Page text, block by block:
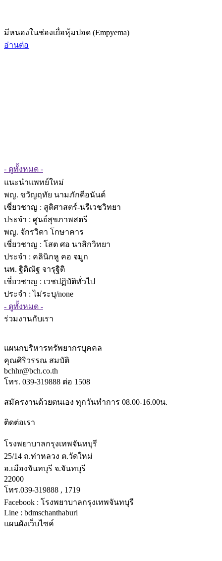
มีหนองในช่องเยื่อหุ้มปอด (Empyema)
อ่านต่อ
- ดูทั้งหมด -
แนะนำแพทย์ใหม่
พญ. ขวัญฤทัย นามภักดีอนันต์
เชี่ยวชาญ : สูติศาสตร์-นรีเวชวิทยา
ประจำ : ศูนย์สุขภาพสตรี
พญ. จักรวิดา โกษาคาร
เชี่ยวชาญ : โสต ศอ นาสิกวิทยา
ประจำ : คลินิกหู คอ จมูก
นพ. ฐิติณัฐ จารุฐิติ
เชี่ยวชาญ : เวชปฏิบัติทั่วไป
ประจำ : ไม่ระบุ/none
- ดูทั้งหมด -
ร่วมงานกับเรา
แผนกบริหารทรัพยากรบุคคล
คุณศิริวรรณ สมบัติ
bchhr@bch.co.th
โทร. 039-319888 ต่อ 1508
สมัครงานด้วยตนเอง ทุกวันทำการ 08.00-16.00น.
ติดต่อเรา
โรงพยาบาลกรุงเทพจันทบุรี
25/14 ถ.ท่าหลวง ต.วัดใหม่
อ.เมืองจันทบุรี จ.จันทบุรี
22000
โทร.039-319888 , 1719
Facebook : โรงพยาบาลกรุงเทพจันทบุรี
Line : bdmschanthaburi
แผนผังเว็บไซค์